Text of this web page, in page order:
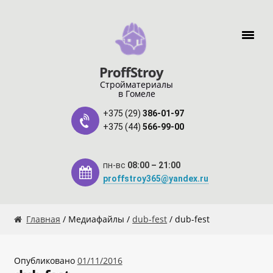
Перейти к содержимому
ProffStroy
Стройматериалы
в Гомеле
+375 (29) 386-01-97
+375 (44) 566-99-00
пн-вс 08:00 – 21:00
proffstroy365@yandex.ru
Главная
Главная / Медиафайлы /dub-fest / dub-fest
Опубликовано 01/11/2016